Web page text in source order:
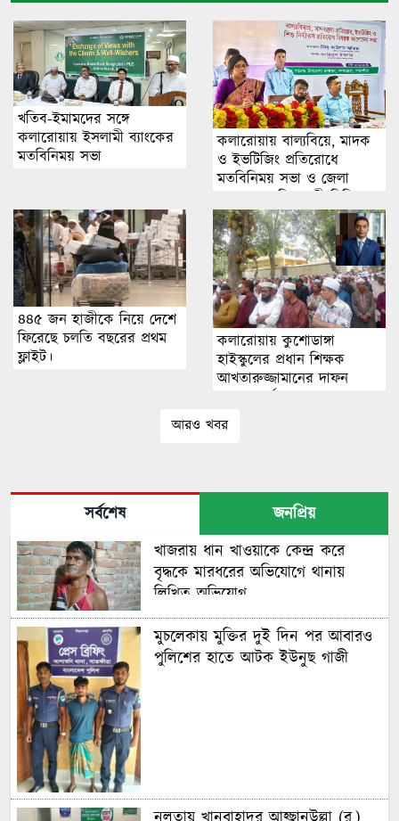
খতিব-ইমামদের সঙ্গে
কলারোয়ায় ইসলামী ব্যাংকের
মতবিনিময় সভা
কলারোয়ায় বাল্যবিয়ে, মাদক
ও ইভটিজিং প্রতিরোধে
মতবিনিময় সভা ও জেলা
প্রশাসকের দিনব্যাপী বিভিন্ন
উন্নয়নমূলক প্রকল্প পরিদর্শন
৪৪৫ জন হাজীকে নিয়ে দেশে
ফিরেছে চলতি বছরের প্রথম
ফ্লাইট।
কলারোয়ায় কুশোডাঙ্গা
হাইস্কুলের প্রধান শিক্ষক
আখতারুজ্জামানের দাফন
আরও খবর
সর্বশেষ
জনপ্রিয়
খাজরায় ধান খাওয়াকে কেন্দ্র করে
বৃদ্ধকে মারধরের অভিযোগে থানায়
লিখিত অভিযোগ
মুচলেকায় মুক্তির দুই দিন পর আবারও
পুলিশের হাতে আটক ইউনুছ গাজী